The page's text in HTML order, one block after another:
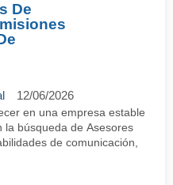
De
12/06/2026
en una empresa estable
búsqueda de Asesores
de comunicación,